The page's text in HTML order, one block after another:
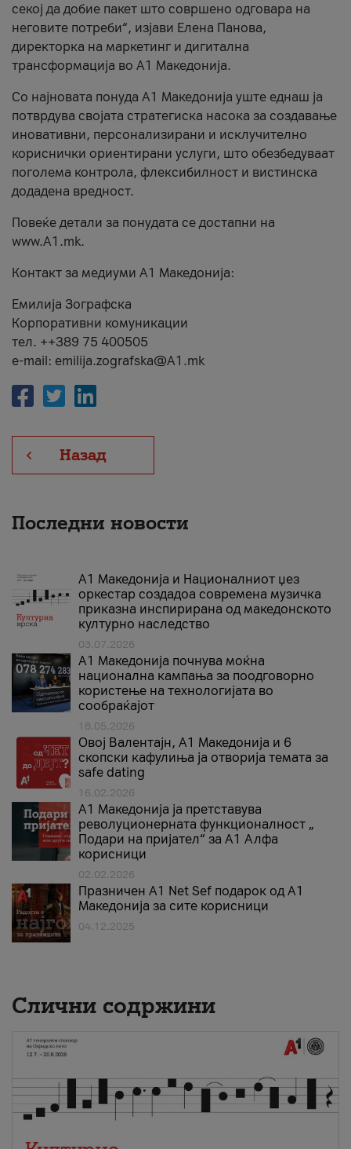
секој да добие пакет што совршено одговара на
неговите потреби“, изјави Елена Панова,
директорка на маркетинг и дигитална
трансформација во А1 Македонија.
Со најновата понуда А1 Македонија уште еднаш ја
потврдува својата стратегиска насока за создавање
иновативни, персонализирани и исклучително
кориснички ориентирани услуги, што обезбедуваат
поголема контрола, флексибилност и вистинска
додадена вредност.
Повеќе детали за понудата се достапни на
www.А1.mk.
Контакт за медиуми А1 Македонија:
Емилија Зографска
Корпоративни комуникации
тел. ++389 75 400505
e-mail: emilija.zografska@A1.mk
Назад
Последни новости
А1 Македонија и Националниот џез
оркестар создадоа современа музичка
приказна инспирирана од македонското
културно наследство
03.07.2026
A1 Македонија почнува моќна
национална кампања за поодговорно
користење на технологијата во
сообраќајот
18.05.2026
Овој Валентајн, A1 Македонија и 6
скопски кафулиња ја отворија темата за
safe dating
16.02.2026
А1 Македонија ја претставува
револуционерната функционалност „
Подари на пријател“ за А1 Алфа
корисници
02.02.2026
Празничен A1 Net Sеf подарок од А1
Македонија за сите корисници
04.12.2025
Слични содржини